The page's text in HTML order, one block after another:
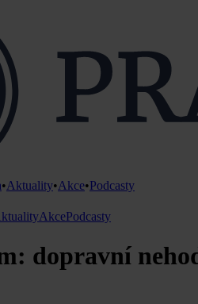
•Aktuality•Akce•Podcasty
AkcePodcasty
dopravní